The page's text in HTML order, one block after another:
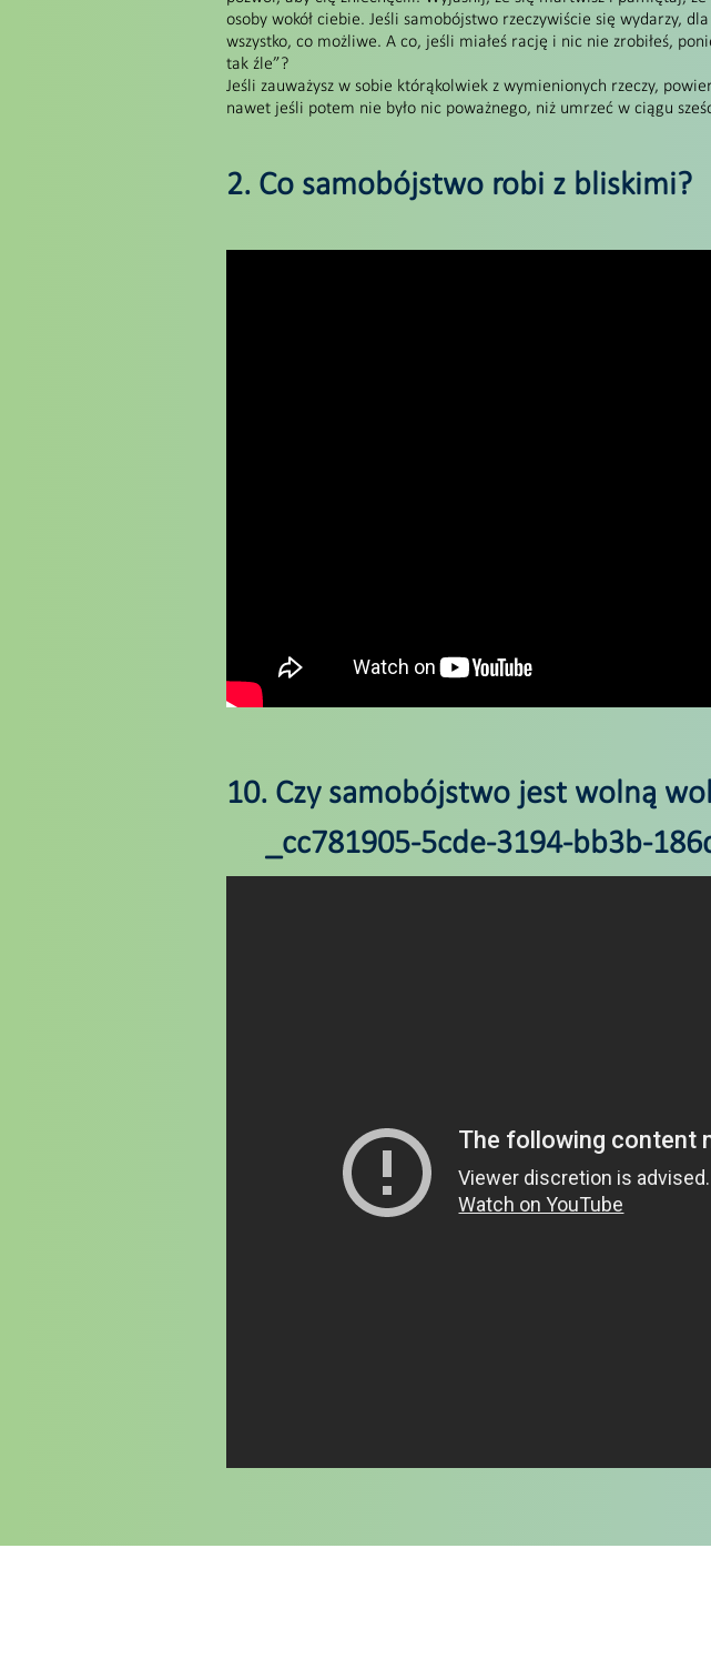
osoby wokół ciebie. Jeśli samobójstwo rzeczywiście się wydarzy,
wszystko, co możliwe. A co, jeśli miałeś rację i nic nie zrobiłeś,
tak źle”?
Jeśli zauważysz w sobie którąkolwiek z wymienionych rzeczy,
nawet jeśli potem nie było nic poważnego, niż umrzeć w ciągu
2. Co samobójstwo robi z bliskimi?
10. Czy samobójstwo jest wolną
_cc781905-5cde-3194-bb3b-